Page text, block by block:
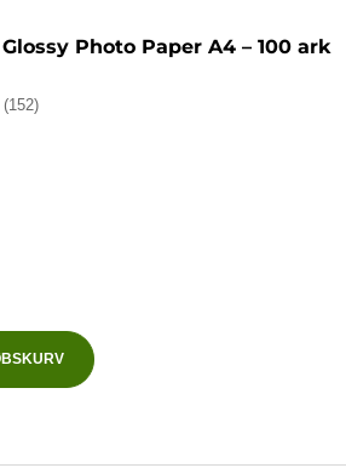
Glossy Photo Paper A4 – 100 ark
(152)